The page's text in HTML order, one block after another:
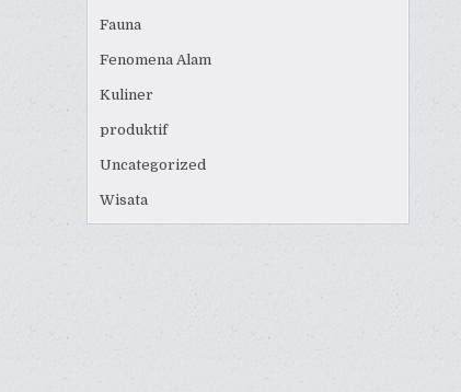
Fauna
Fenomena Alam
Kuliner
produktif
Uncategorized
Wisata